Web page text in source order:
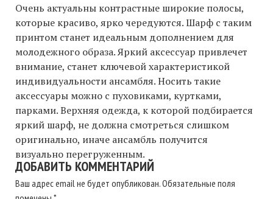
Очень актуальны контрастные широкие полосы,
которые красиво, ярко чередуются. Шарф с таким
принтом станет идеальным дополнением для
молодежного образа. Яркий аксессуар привлечет
внимание, станет ключевой характеристикой
индивидуальности ансамбля. Носить такие
аксессуары можно с пуховиками, куртками,
парками. Верхняя одежда, к которой подбирается
яркий шарф, не должна смотреться слишком
оригинально, иначе ансамбль получится
визуально перегруженным.
ДОБАВИТЬ КОММЕНТАРИЙ
Ваш адрес email не будет опубликован.Обязательные поля